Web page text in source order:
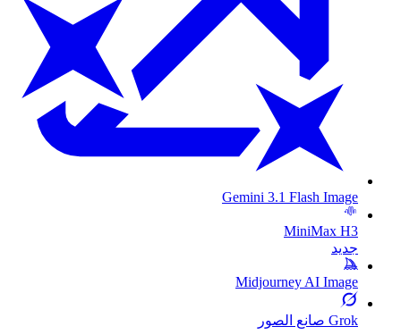
Gemini 3.1 Flash Image
MiniMax H3
جديد
Midjourney AI Image
Grok صانع الصور